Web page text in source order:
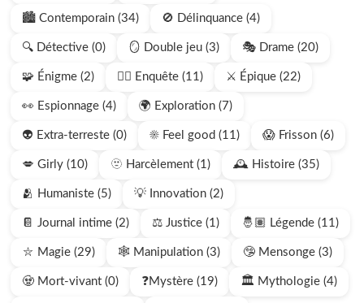
🏙️ Contemporain (34) 🚫 Délinquance (4)
🔍 Détective (0) 🪞 Double jeu (3) 🎭 Drame (20)
🧩 Énigme (2) 🕵🏻 Enquête (11) ⚔️ Épique (22)
👀 Espionnage (4) 🌍 Exploration (7)
👽 Extra-terreste (0) ☀️ Feel good (11) 😱 Frisson (6)
💋 Girly (10) 🫥 Harcèlement (1) 🕰️ Histoire (35)
🫂 Humaniste (5) 💡 Innovation (2)
📔 Journal intime (2) ⚖️ Justice (1) 🤴🏽 Légende (11)
⛥ Magie (29) 🕸️ Manipulation (3) 🤥 Mensonge (3)
🧟 Mort-vivant (0) ❓Mystère (19) 🏛️ Mythologie (4)